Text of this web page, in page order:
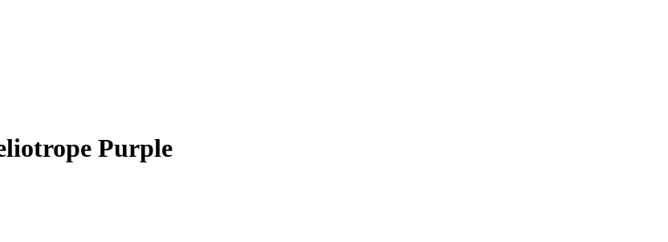
Purple